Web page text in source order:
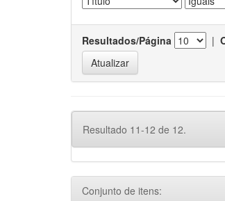
Resultados/Página |
Resultado 11-12 de 12.
Conjunto de itens: